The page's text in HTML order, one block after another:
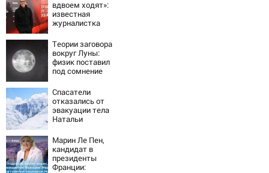
вдвоем ходят»:
известная
журналистка
роман
Бондарчука и
Исаковой
Теории заговора
вокруг Луны:
физик поставил
под сомнение
Спасатели
отказались от
эвакуации тела
Натальи
семитысячника
Марин Ле Пен,
кандидат в
президенты
Франции: